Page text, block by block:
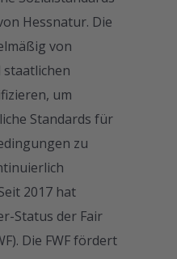
Hessnatur. Die
von
um
Standards für
zu
2017 hat
Status der Fair
Die FWF fördert